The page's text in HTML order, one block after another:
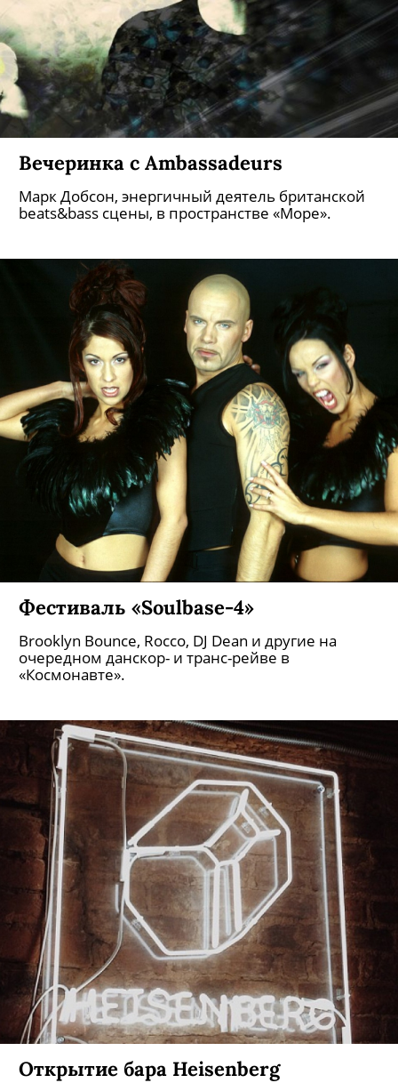
Вечеринка с Ambassadeurs
Марк Добсон, энергичный деятель британской
beats&bass сцены, в пространстве «Море».
Фестиваль «Soulbase-4»
Brooklyn Bounce, Rocco, DJ Dean и другие на
очередном данскор- и транс-рейве в
«Космонавте».
Открытие бара Heisenberg